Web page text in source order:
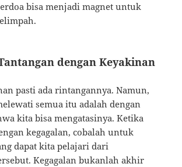
bisa menjadi magnet untuk
dengan Keyakinan
pasti ada rintangannya. Namun,
semua itu adalah dengan
kita bisa mengatasinya. Ketika
kegagalan, cobalah untuk
dapat kita pelajari dari
Kegagalan bukanlah akhir